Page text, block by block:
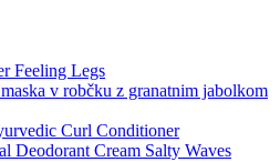
Feeling Legs
v robčku z granatnim jabolkom
Curl Conditioner
Deodorant Cream Salty Waves